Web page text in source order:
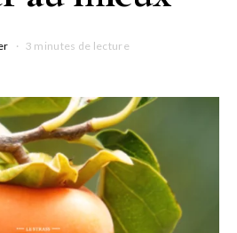
3 minutes de lecture